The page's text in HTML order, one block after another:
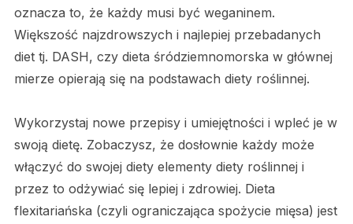
oznacza to, że każdy musi być weganinem.
Większość najzdrowszych i najlepiej przebadanych
diet tj. DASH, czy dieta śródziemnomorska w głównej
mierze opierają się na podstawach diety roślinnej.
Wykorzystaj nowe przepisy i umiejętności i wpleć je w
swoją dietę. Zobaczysz, że dosłownie każdy może
włączyć do swojej diety elementy diety roślinnej i
przez to odżywiać się lepiej i zdrowiej. Dieta
flexitariańska (czyli ograniczająca spożycie mięsa) jest